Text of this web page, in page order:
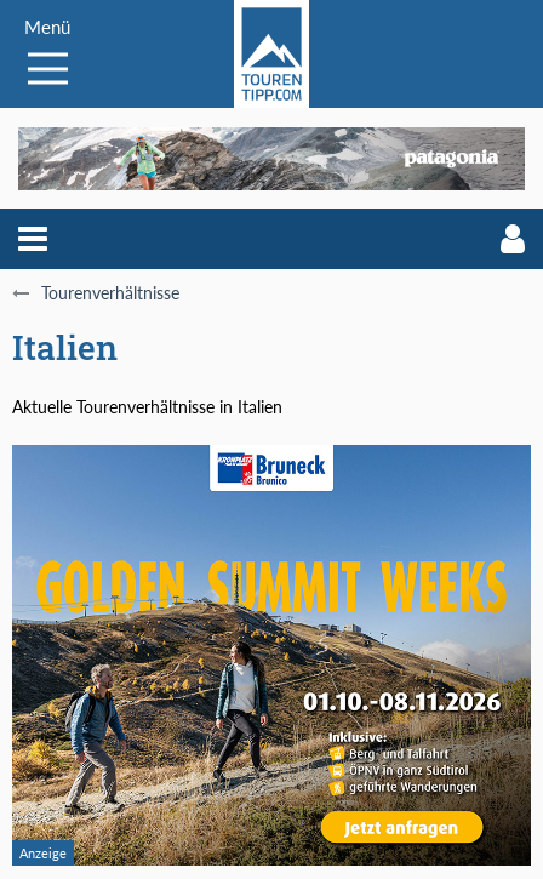
Menü
Tourenverhältnisse
Italien
Aktuelle Tourenverhältnisse in Italien